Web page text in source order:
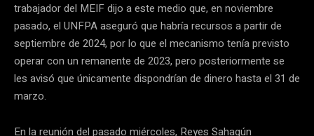
trabajador del MEIF dijo a este medio que, en noviembre
pasado, el UNFPA aseguró que habría recursos a partir de
septiembre de 2024, por lo que el mecanismo tenía previsto
operar con un remanente de 2023, pero posteriormente se
les avisó que únicamente dispondrían de dinero hasta el 31 de
marzo.
En la reunión del pasado miércoles, Reyes Sahagún